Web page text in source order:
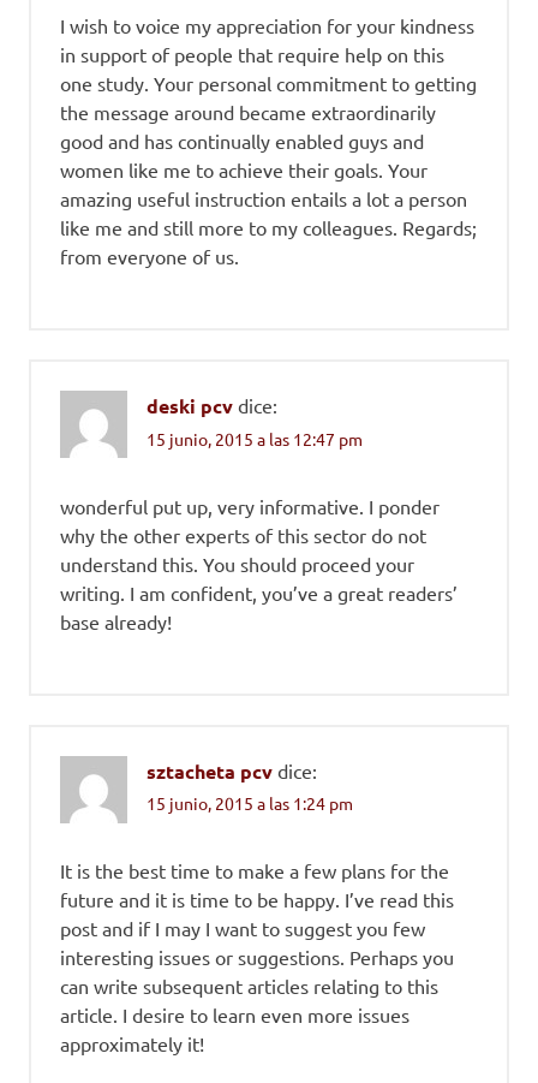
I wish to voice my appreciation for your kindness
in support of people that require help on this
one study. Your personal commitment to getting
the message around became extraordinarily
good and has continually enabled guys and
women like me to achieve their goals. Your
amazing useful instruction entails a lot a person
like me and still more to my colleagues. Regards;
from everyone of us.
deski pcv dice:
15 junio, 2015 a las 12:47 pm
wonderful put up, very informative. I ponder
why the other experts of this sector do not
understand this. You should proceed your
writing. I am confident, you’ve a great readers’
base already!
sztacheta pcv dice:
15 junio, 2015 a las 1:24 pm
It is the best time to make a few plans for the
future and it is time to be happy. I’ve read this
post and if I may I want to suggest you few
interesting issues or suggestions. Perhaps you
can write subsequent articles relating to this
article. I desire to learn even more issues
approximately it!